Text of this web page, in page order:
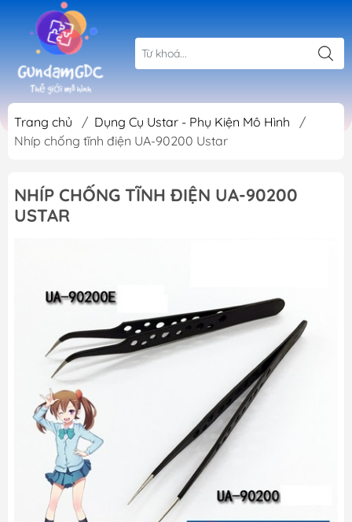
Trang chủ / Dụng Cụ Ustar - Phụ Kiện Mô Hình
/
Nhíp chống tĩnh điện UA-90200 Ustar
NHÍP CHỐNG TĨNH ĐIỆN UA-90200
USTAR